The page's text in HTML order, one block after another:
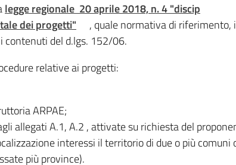
legge regionale 20 aprile 2018, n. 4 "discip
dei progetti"
, quale normativa di
contenuti del d.lgs. 152/06.
relative ai progetti:
ARPAE;
allegati A.1, A.2 , attivate su richiesta del
interessi il territorio di due o più
più province).